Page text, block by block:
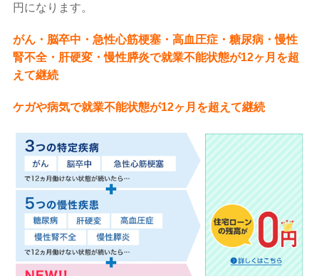
円になります。
がん・脳卒中・急性心筋梗塞・高血圧症・糖尿病・慢性
腎不全・肝硬変・慢性膵炎で就業不能状態が12ヶ月を超
えて継続
ケガや病気で就業不能状態が12ヶ月を超えて継続